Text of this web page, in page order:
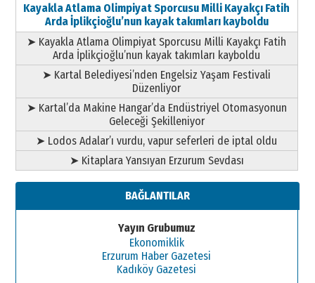
Kayakla Atlama Olimpiyat Sporcusu Milli Kayakçı Fatih
Arda İplikçioğlu’nun kayak takımları kayboldu
➤ Kayakla Atlama Olimpiyat Sporcusu Milli Kayakçı Fatih
Arda İplikçioğlu’nun kayak takımları kayboldu
➤ Kartal Belediyesi’nden Engelsiz Yaşam Festivali
Düzenliyor
➤ Kartal’da Makine Hangar’da Endüstriyel Otomasyonun
Geleceği Şekilleniyor
➤ Lodos Adalar’ı vurdu, vapur seferleri de iptal oldu
➤ Kitaplara Yansıyan Erzurum Sevdası
BAĞLANTILAR
Yayın Grubumuz
Ekonomiklik
Erzurum Haber Gazetesi
Kadıköy Gazetesi